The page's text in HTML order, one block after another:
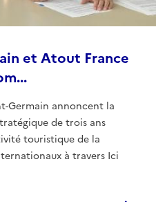
et Atout France
Germain annoncent la
de trois ans
touristique de la
à travers Ici